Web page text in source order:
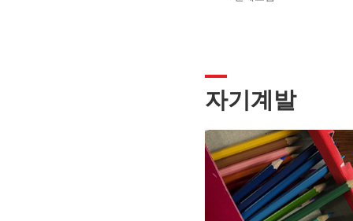
자기계발